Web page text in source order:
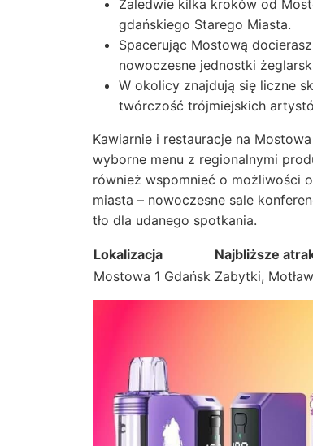
Zaledwie kilka kroków od
gdańskiego Starego Miasta.
Spacerując Mostową
nowoczesne jednostki
W okolicy znajdują się liczne
twórczość trójmiejskich
Kawiarnie i restauracje na
wyborne menu z regionalnymi
również wspomnieć o możliwości
miasta – nowoczesne sale
tło dla udanego spotkania.
Lokalizacja Najbliższe
Mostowa 1 Gdańsk Zabytki,